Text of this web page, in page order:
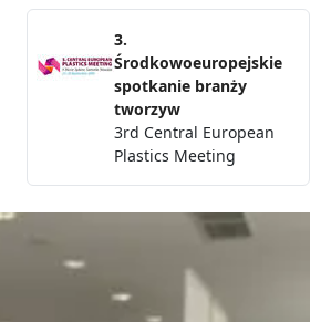
3.
Środkowoeuropejskie
spotkanie branży
tworzyw
3rd Central European
Plastics Meeting